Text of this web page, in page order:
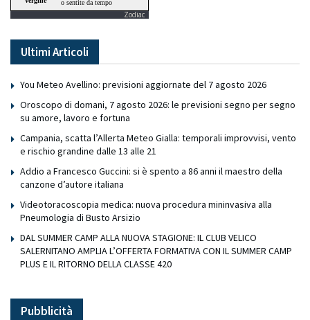
Zodiac
Ultimi Articoli
You Meteo Avellino: previsioni aggiornate del 7 agosto 2026
Oroscopo di domani, 7 agosto 2026: le previsioni segno per segno
su amore, lavoro e fortuna
Campania, scatta l’Allerta Meteo Gialla: temporali improvvisi, vento
e rischio grandine dalle 13 alle 21
Addio a Francesco Guccini: si è spento a 86 anni il maestro della
canzone d’autore italiana
Videotoracoscopia medica: nuova procedura mininvasiva alla
Pneumologia di Busto Arsizio
DAL SUMMER CAMP ALLA NUOVA STAGIONE: IL CLUB VELICO
SALERNITANO AMPLIA L’OFFERTA FORMATIVA CON IL SUMMER CAMP
PLUS E IL RITORNO DELLA CLASSE 420
Pubblicità